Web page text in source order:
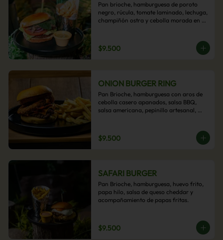
Pan brioche, hamburguesa de poroto
negro, rúcula, tomate laminado, lechuga,
champiñón ostra y cebolla morada en
$9.500
ONION BURGER RING
Pan Brioche, hamburguesa con aros de
cebolla casero apanados, salsa BBQ,
salsa americana, pepinillo artesanal,
papas fritas.
$9.500
SAFARI BURGER
Pan Brioche, hamburguesa, huevo frito,
papa hilo, salsa de queso cheddar y
acompañamiento de papas fritas.
$9.500